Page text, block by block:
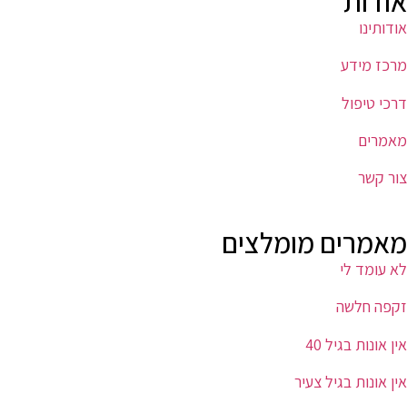
אודותינו
מרכז מידע
דרכי טיפול
מאמרים
צור קשר
מאמרים מומלצים
לא עומד לי
זקפה חלשה
אין אונות בגיל 40
אין אונות בגיל צעיר